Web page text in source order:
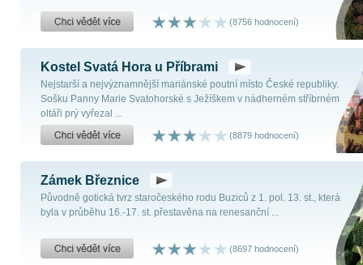
(8756 hodnocení)
Kostel Svatá Hora u Příbrami
Nejstarší a nejvýznamnější mariánské poutní místo České republiky.
Sošku Panny Marie Svatohorské s Ježíškem v nádherném stříbrném
oltáři prý vyřezal ...
(8879 hodnocení)
Zámek Březnice
Původně gotická tvrz staročeského rodu Buziců z 1. pol. 13. st., která
byla v průběhu 16.-17. st. přestavěna na renesanční ...
(8697 hodnocení)